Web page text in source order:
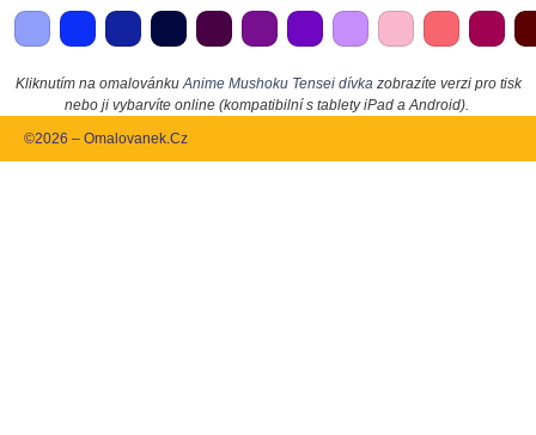
Kliknutím na omalovánku Anime Mushoku Tensei dívka zobrazíte verzi pro tisk
nebo ji vybarvíte online (kompatibilní s tablety iPad a Android).
©2026 – Omalovanek.Cz